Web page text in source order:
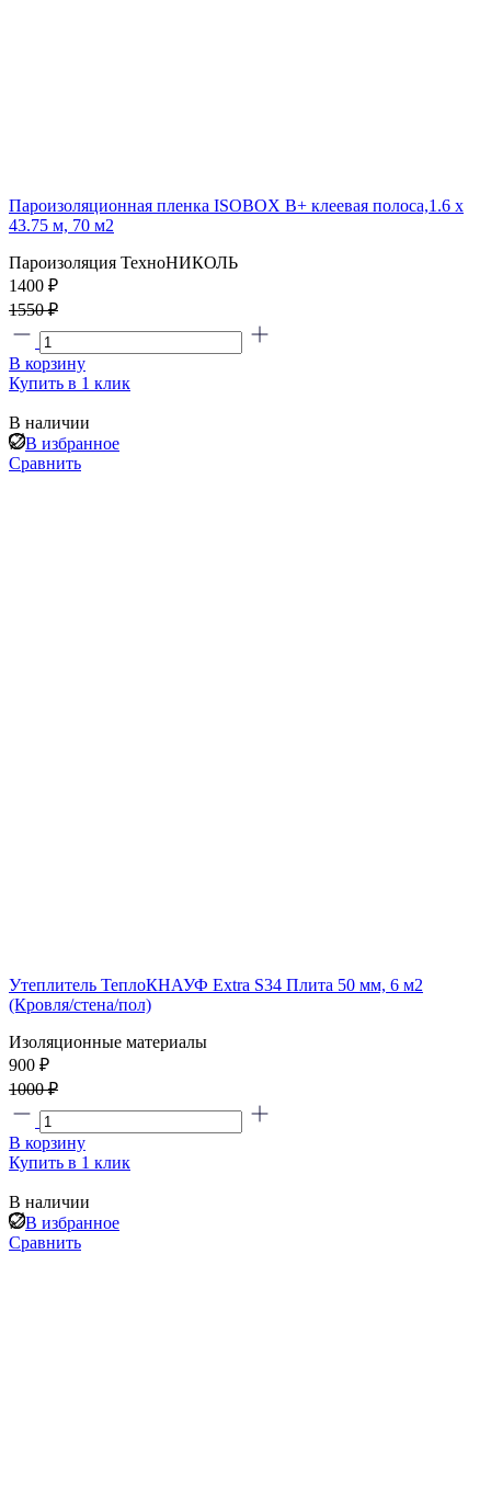
Пароизоляционная пленка ISOBOX В+ клеевая полоса,1.6 x
43.75 м, 70 м2
Пароизоляция ТехноНИКОЛЬ
1400 ₽
1550 ₽
В корзину
Купить в 1 клик
В наличии
В избранное
Сравнить
Утеплитель ТеплоКНАУФ Extra S34 Плита 50 мм, 6 м2
(Кровля/стена/пол)
Изоляционные материалы
900 ₽
1000 ₽
В корзину
Купить в 1 клик
В наличии
В избранное
Сравнить